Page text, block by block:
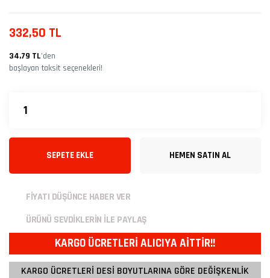
332,50 TL
34,79 TL’den
başlayan taksit seçenekleri!
SEPETE EKLE HEMEN SATIN AL
FİYATI DÜŞÜNCE HABER VER
ÜRÜNÜ SEVDİKLERİN İLE PAYLAŞ
KARGO ÜCRETLERİ ALICIYA AİTTİR!!
KARGO ÜCRETLERİ DESİ BOYUTLARINA GÖRE DEĞİŞKENLİK